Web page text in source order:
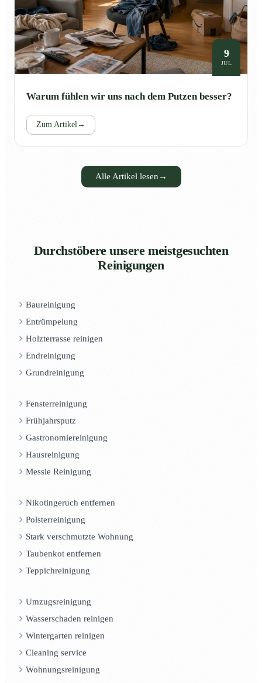
9
JUL
Warum fühlen wir uns nach dem Putzen besser?
Zum Artikel →
Alle Artikel lesen →
Durchstöbere unsere meistgesuchten
Reinigungen
Baureinigung
Entrümpelung
Holzterrasse reinigen
Endreinigung
Grundreinigung
Fensterreinigung
Frühjahrsputz
Gastronomiereinigung
Hausreinigung
Messie Reinigung
Nikotingeruch entfernen
Polsterreinigung
Stark verschmutzte Wohnung
Taubenkot entfernen
Teppichreinigung
Umzugsreinigung
Wasserschaden reinigen
Wintergarten reinigen
Cleaning service
Wohnungsreinigung